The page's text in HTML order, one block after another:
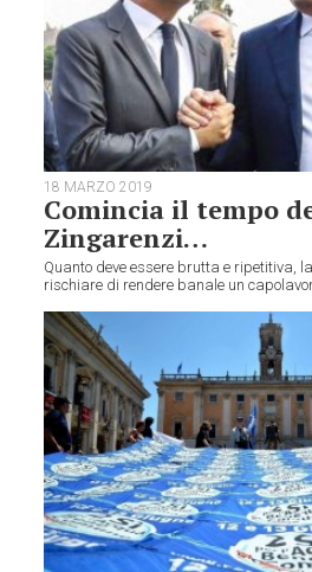
18 MARZO 2019
Comincia il tempo
Zingarenzi…
Quanto deve essere brutta e ripetitiva,
rischiare di rendere banale un